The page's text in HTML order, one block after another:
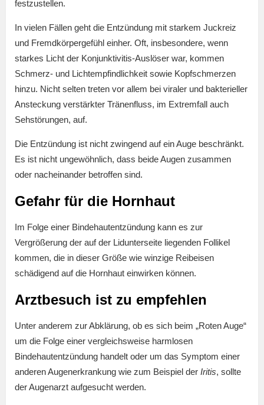
festzustellen.
In vielen Fällen geht die Entzündung mit starkem Juckreiz
und Fremdkörpergefühl einher. Oft, insbesondere, wenn
starkes Licht der Konjunktivitis-Auslöser war, kommen
Schmerz- und Lichtempfindlichkeit sowie Kopfschmerzen
hinzu. Nicht selten treten vor allem bei viraler und bakterieller
Ansteckung verstärkter Tränenfluss, im Extremfall auch
Sehstörungen, auf.
Die Entzündung ist nicht zwingend auf ein Auge beschränkt.
Es ist nicht ungewöhnlich, dass beide Augen zusammen
oder nacheinander betroffen sind.
Gefahr für die Hornhaut
Im Folge einer Bindehautentzündung kann es zur
Vergrößerung der auf der Lidunterseite liegenden Follikel
kommen, die in dieser Größe wie winzige Reibeisen
schädigend auf die Hornhaut einwirken können.
Arztbesuch ist zu empfehlen
Unter anderem zur Abklärung, ob es sich beim „Roten Auge“
um die Folge einer vergleichsweise harmlosen
Bindehautentzündung handelt oder um das Symptom einer
anderen Augenerkrankung wie zum Beispiel der Iritis, sollte
der Augenarzt aufgesucht werden.